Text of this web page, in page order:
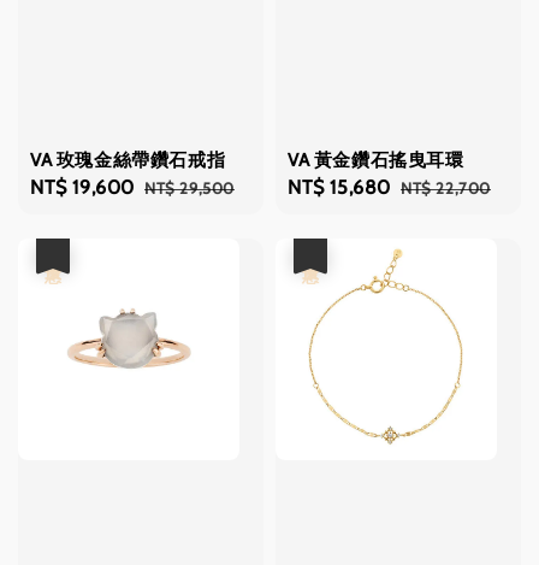
VA 玫瑰金絲帶鑽石戒指
Sale
NT$ 19,600 Regular
NT$ 29,500
VA 黃金鑽石搖曳耳環
Sale
NT$ 15,680 Regular
NT$ 22,700